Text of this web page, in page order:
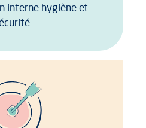
interne hygiène et